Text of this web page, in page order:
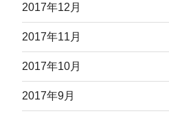
2017年12月
2017年11月
2017年10月
2017年9月